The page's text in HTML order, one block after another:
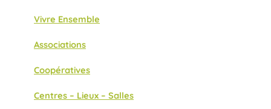
Vivre Ensemble
Associations
Coopératives
Centres – Lieux – Salles